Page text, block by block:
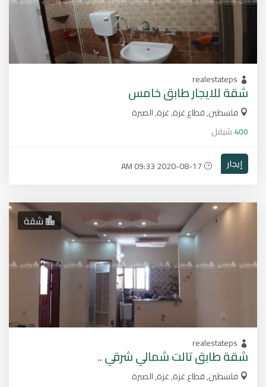
realestateps
شقة للايجار طابق خامس
فلسطين, قطاع غزة, غزة, الصبرة
400شيقل
إيجار
شقة
realestateps
شقة طابق تالت شمالي شرقي ..
فلسطين, قطاع غزة, غزة, الصبرة